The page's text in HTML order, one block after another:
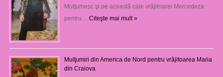
Mulţumesc şi pe această cale vrăjitoarei Mercedeza
pentru … Citeşte mai mult »
Mulţumiri din America de Nord pentru vrăjitoarea Maria
din Craiova